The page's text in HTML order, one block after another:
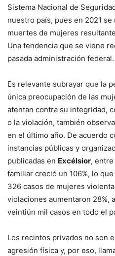
Sistema Nacional de
nuestro país, pues en 2021
muertes de mujeres
Una tendencia que se viene
pasada administración federal.
Es relevante subrayar que la
única preocupación de las
atentan contra su integridad,
o la violación, también
en el último año. De acuerdo
instancias públicas y
publicadas en Excélsior,
familiar creció un 106%, lo
326 casos de mujeres
violaciones aumentaron 28%,
veintiún mil casos en todo el
Los recintos privados no son
agresión física y, por eso,